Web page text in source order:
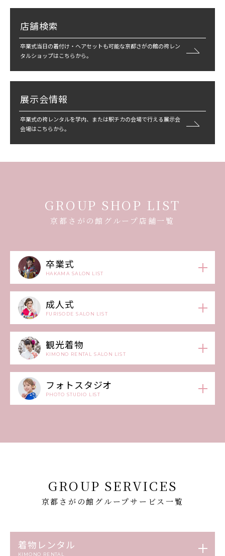
店舗検索
卒業式当日の着付け・ヘアセットも可能な京都さがの館の袴レン
タルショップはこちらから。
展示会情報
卒業式の袴レンタルを学内、または駅チカの会場で行える展示会
会場はこちらから。
GROUP SHOP LIST
京都さがの館グループ店舗一覧
卒業式
HAKAMA SALON LIST
成人式
FURISODE SALON LIST
観光着物
KIMONO RENTAL SALON LIST
フォトスタジオ
PHOTO STUDIO LIST
GROUP SERVICES
京都さがの館グループサービス一覧
着物レンタル
KIMONO RENTAL